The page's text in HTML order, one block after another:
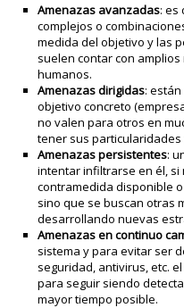
Amenazas avanzadas: es
complejos o
medida del objetivo y las
suelen contar con
humanos.
Amenazas dirigidas:
objetivo concreto
no valen para otros en
tener sus
Amenazas persistentes:
intentar infiltrarse en él, si
contramedida disponible
sino que se buscan otras
desarrollando nuevas
Amenazas en continuo
sistema y para evitar ser
seguridad, antivirus, etc.
para seguir siendo
mayor tiempo posible.